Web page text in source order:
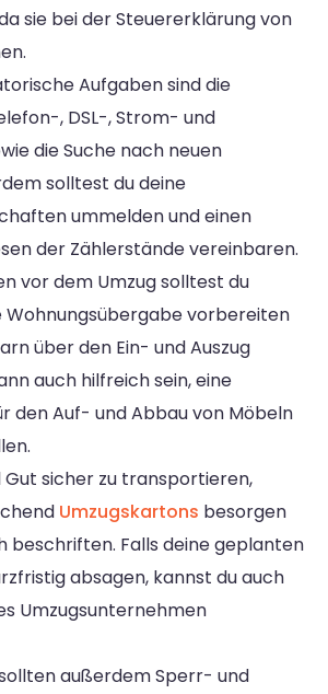
sie bei der Steuererklärung von
Aufgaben sind die
, DSL-, Strom- und
die Suche nach neuen
solltest du deine
ummelden und einen
der Zählerstände vereinbaren.
vor dem Umzug solltest du
Wohnungsübergabe vorbereiten
über den Ein- und Auszug
auch hilfreich sein, eine
den Auf- und Abbau von Möbeln
Gut sicher zu transportieren,
Umzugskartons besorgen
beschriften. Falls deine geplanten
absagen, kannst du auch
Umzugsunternehmen
außerdem Sperr- und